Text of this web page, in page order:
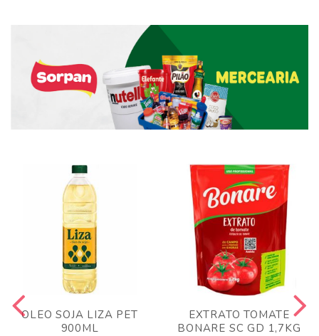
OLEO SOJA LIZA PET
900ML
EXTRATO TOMATE
BONARE SC GD 1,7KG